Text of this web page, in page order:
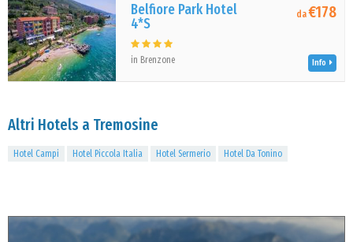
Belfiore Park Hotel
4*S
in Brenzone
da€178
Info
Altri Hotels a Tremosine
Hotel Campi Hotel Piccola Italia Hotel Sermerio Hotel Da Tonino